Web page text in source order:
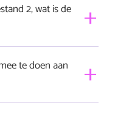
2, wat is de
Als er
gaan partijen
te doen aan